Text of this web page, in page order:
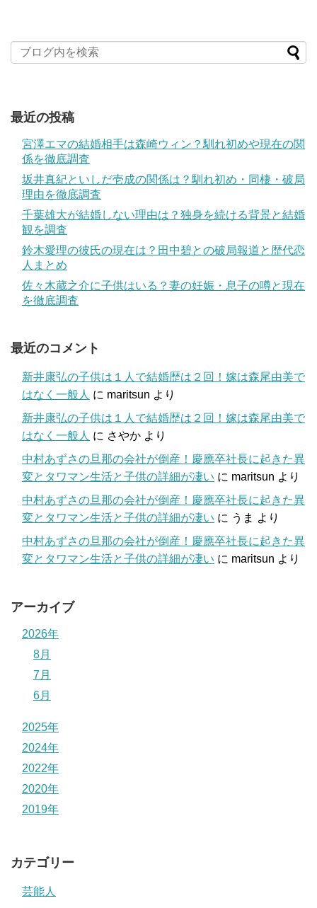
最近の投稿
宮澤エマの結婚相手は森崎ウィン？馴れ初めや現在の関
係を徹底調査
坂井真紀といしだ壱成の関係は？馴れ初め・同棲・破局
理由を徹底調査
千葉雄大が結婚しない理由は？独身を続ける背景と結婚
観を調査
鈴木愛理の彼氏の現在は？田中碧との破局報道と歴代恋
人まとめ
佐々木蔵之介に子供はいる？妻の妊娠・息子の噂と現在
を徹底調査
最近のコメント
新井康弘の子供は１人で結婚歴は２回！嫁は森尾由美で
はなく一般人 に maritsun より
新井康弘の子供は１人で結婚歴は２回！嫁は森尾由美で
はなく一般人 に さやか より
中村あずさの旦那の会社が倒産！慶應卒社長に起きた異
変とタワマン生活と子供の詳細が凄い に maritsun より
中村あずさの旦那の会社が倒産！慶應卒社長に起きた異
変とタワマン生活と子供の詳細が凄い に うま より
中村あずさの旦那の会社が倒産！慶應卒社長に起きた異
変とタワマン生活と子供の詳細が凄い に maritsun より
アーカイブ
2026年
8月
7月
6月
2025年
2024年
2022年
2020年
2019年
カテゴリー
芸能人